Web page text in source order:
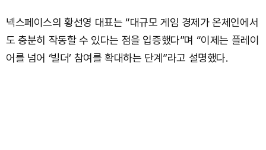
넥스페이스의 황선영 대표는 “대규모 게임 경제가 온체인에서
도 충분히 작동할 수 있다는 점을 입증했다”며 “이제는 플레이
어를 넘어 ‘빌더’ 참여를 확대하는 단계”라고 설명했다.